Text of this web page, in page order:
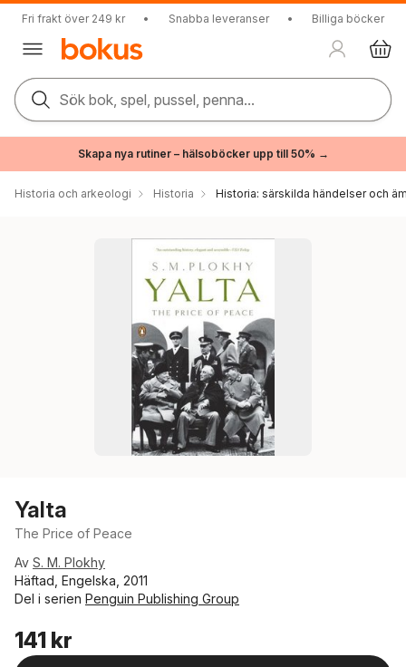
Fri frakt över 249 kr • Snabba leveranser • Billiga böcker
Sök bok, spel, pussel, penna...
Skapa nya rutiner – hälsoböcker upp till 50% →
Historia och arkeologi Historia Historia: särskilda händelser och
Yalta
The Price of Peace
Av S. M. Plokhy
Häftad, Engelska, 2011
Del i serien Penguin Publishing Group
141 kr